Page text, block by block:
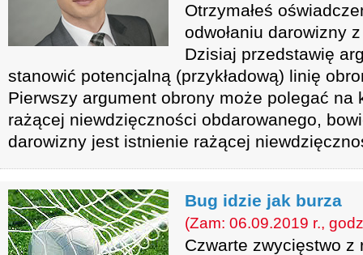
Otrzymałeś
odwołaniu darowizny
Dzisiaj przedstawię
stanowić potencjalną (przykładową) linię
Pierwszy argument obrony może polegać na
rażącej niewdzięczności obdarowanego,
darowizny jest istnienie rażącej
Bug idzie jak burza
(Zam: 06.09.2019 r.,
Czwarte zwycięstwo z